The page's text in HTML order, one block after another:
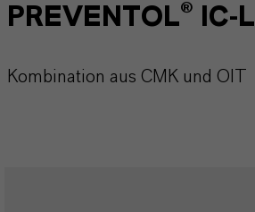
PREVENTOL® IC-L
Kombination aus CMK und OIT